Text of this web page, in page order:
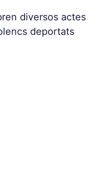
diversos actes
deportats